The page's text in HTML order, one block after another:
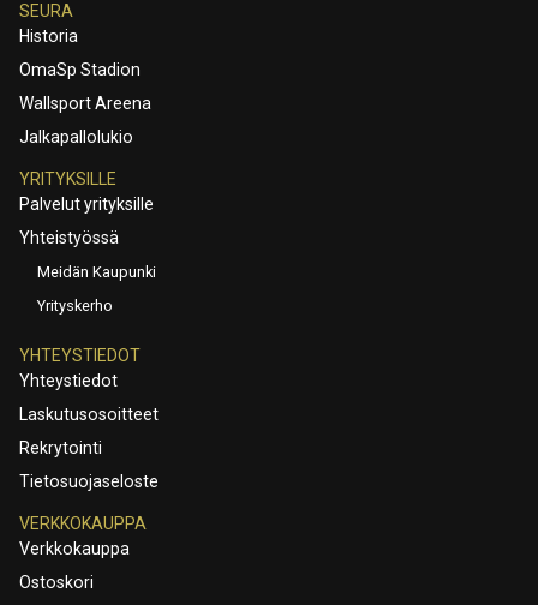
SEURA
Historia
OmaSp Stadion
Wallsport Areena
Jalkapallolukio
YRITYKSILLE
Palvelut yrityksille
Yhteistyössä
Meidän Kaupunki
Yrityskerho
YHTEYSTIEDOT
Yhteystiedot
Laskutusosoitteet
Rekrytointi
Tietosuojaseloste
VERKKOKAUPPA
Verkkokauppa
Ostoskori